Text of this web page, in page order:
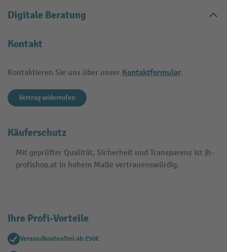
Digitale Beratung
Kontakt
Kontaktieren Sie uns über unser Kontaktformular.
Vertrag widerrufen
Käuferschutz
Mit geprüfter Qualität, Sicherheit und Transparenz ist jh-
profishop.at in hohem Maße vertrauenswürdig.
Ihre Profi-Vorteile
Versandkostenfrei ab 250€